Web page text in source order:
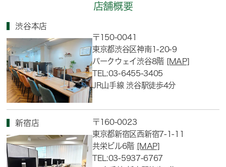
店舗概要
渋谷本店
〒150-0041
東京都渋谷区神南1-20-9
パークウェイ渋谷8階 [MAP]
TEL:03-6455-3405
JR山手線 渋谷駅徒歩4分
新宿店
〒160-0023
東京都新宿区西新宿7-1-11
共栄ビル6階 [MAP]
TEL:03-5937-6767